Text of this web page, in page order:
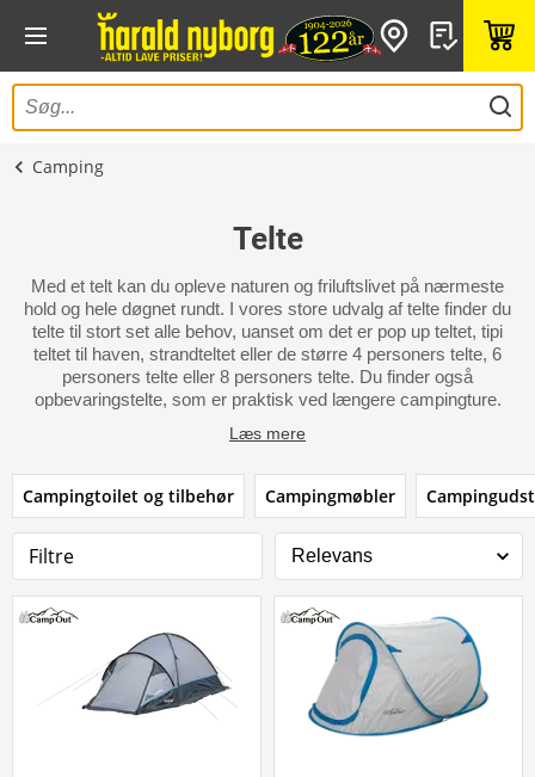
Camping
Telte
Med et telt kan du opleve naturen og friluftslivet på nærmeste
hold og hele døgnet rundt. I vores store udvalg af telte finder du
telte til stort set alle behov, uanset om det er pop up teltet, tipi
teltet til haven, strandteltet eller de større 4 personers telte, 6
personers telte eller 8 personers telte. Du finder også
opbevaringstelte, som er praktisk ved længere campingture.
Læs mere
Campingtoilet og tilbehør Campingmøbler
Filtre